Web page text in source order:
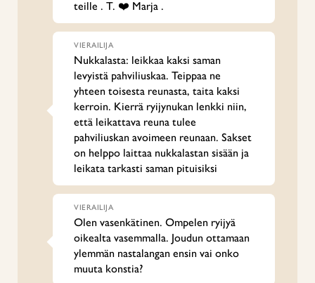
teille . T. ❤️ Marja .
VIERAILIJA
Nukkalasta: leikkaa kaksi saman
levyistä pahviliuskaa. Teippaa ne
yhteen toisesta reunasta, taita kaksi
kerroin. Kierrä ryijynukan lenkki niin,
että leikattava reuna tulee
pahviliuskan avoimeen reunaan. Sakset
on helppo laittaa nukkalastan sisään ja
leikata tarkasti saman pituisiksi
VIERAILIJA
Olen vasenkätinen. Ompelen ryijyä
oikealta vasemmalla. Joudun ottamaan
ylemmän nastalangan ensin vai onko
muuta konstia?